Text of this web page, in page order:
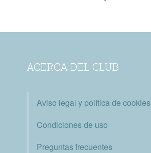
ACERCA DEL CLUB
Aviso legal y política de cookies
Condiciones de uso
Preguntas frecuentes